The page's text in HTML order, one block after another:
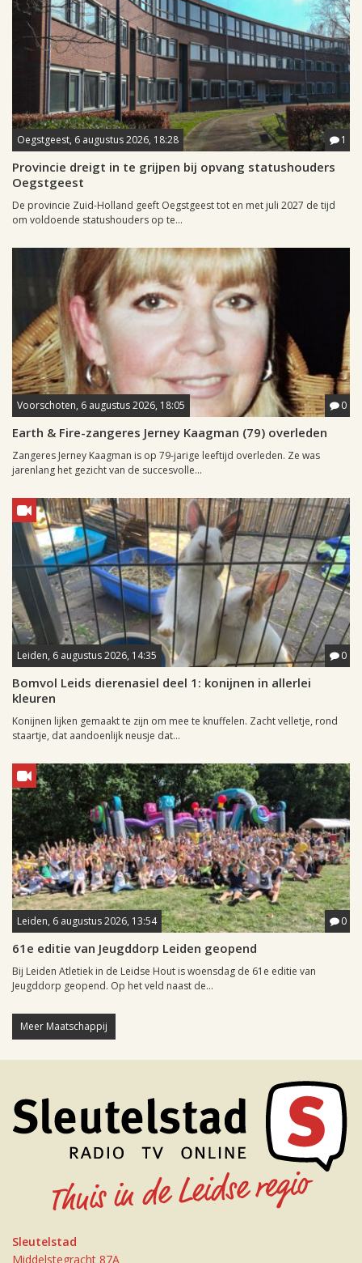
Oegstgeest, 6 augustus 2026, 18:28 1
Provincie dreigt in te grijpen bij opvang statushouders
Oegstgeest
De provincie Zuid-Holland geeft Oegstgeest tot en met juli 2027 de tijd
om voldoende statushouders op te...
Voorschoten, 6 augustus 2026, 18:05 0
Earth & Fire-zangeres Jerney Kaagman (79) overleden
Zangeres Jerney Kaagman is op 79-jarige leeftijd overleden. Ze was
jarenlang het gezicht van de succesvolle...
Leiden, 6 augustus 2026, 14:35 0
Bomvol Leids dierenasiel deel 1: konijnen in allerlei
kleuren
Konijnen lijken gemaakt te zijn om mee te knuffelen. Zacht velletje, rond
staartje, dat aandoenlijk neusje dat...
Leiden, 6 augustus 2026, 13:54 0
61e editie van Jeugddorp Leiden geopend
Bij Leiden Atletiek in de Leidse Hout is woensdag de 61e editie van
Jeugddorp geopend. Op het veld naast de...
Meer Maatschappij
Sleutelstad
Middelstegracht 87A